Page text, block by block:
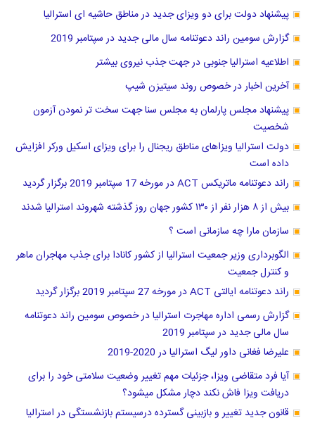
پیشنهاد دولت برای دو ویزای جدید در مناطق حاشیه ای استرالیا
گزارش سومین راند دعوتنامه سال مالی جدید در سپتامبر 2019
اطلاعیه استرالیا جنوبی در جهت جذب نیروی بیشتر
آخرین اخبار در خصوص روند سیتیزن شیپ
پیشنهاد مجلس پارلمان به مجلس سنا جهت سخت تر نمودن آزمون
شخصیت
دولت استرالیا ویزاهای مناطق ریجنال را برای ویزای اسکیل ورکر افزایش
داده است
راند دعوتنامه ماتریکس ACT در مورخه 17 سپتامبر 2019 برگزار گردید
بیش از ۸ هزار نفر از ۱۳۰ کشور جهان روز گذشته شهروند استرالیا شدند
سازمان مارا چه سازمانی است ؟
الگوبرداری وزیر جمعیت استرالیا از کشور کانادا برای جذب مهاجران ماهر
و کنترل جمعیت
راند دعوتنامه ایالتی ACT در مورخه 27 سپتامبر 2019 برگزار گردید
گزارش رسمی اداره مهاجرت استرالیا در خصوص سومین راند دعوتنامه
سال مالی جدید در سپتامبر 2019
علیرضا فغانی داور لیگ استرالیا در 2020-2019
آیا فرد متقاضی ویزا، جزئیات مهم تغییر وضعیت سلامتی خود را برای
دریافت ویزا فاش نکند دچار مشکل میشود؟
قانون جدید تغییر و بازبینی گسترده درسیستم بازنشستگی در استرالیا